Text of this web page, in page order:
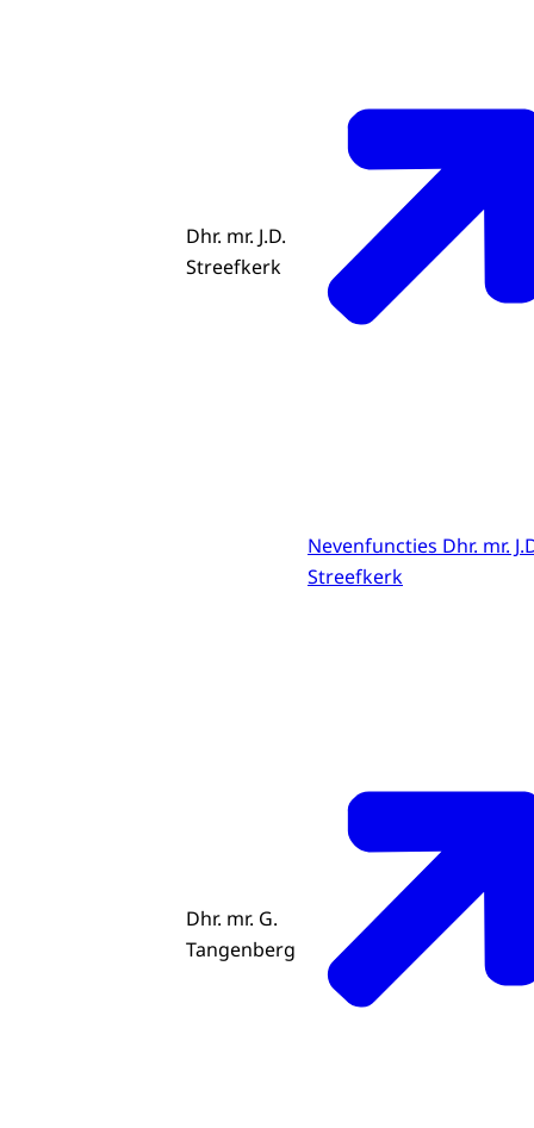
Dhr. mr. J.D.
Streefkerk
Nevenfuncties Dhr. mr.
Streefkerk
Dhr. mr. G.
Tangenberg